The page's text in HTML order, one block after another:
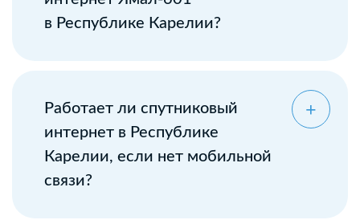
в Республике Карелии?
Работает ли спутниковый
интернет в Республике
Карелии, если нет мобильной
связи?